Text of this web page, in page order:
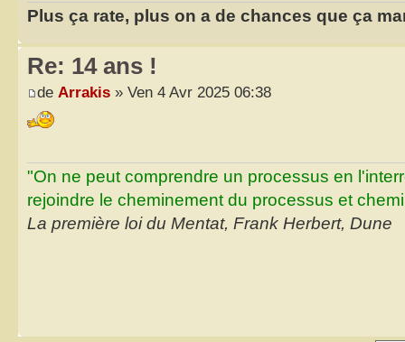
Plus ça rate, plus on a de chances que ça
Re: 14 ans !
de Arrakis » Ven 4 Avr 2025 06:38
"On ne peut comprendre un processus en
rejoindre le cheminement du processus et
La première loi du Mentat, Frank Herbert, Dune